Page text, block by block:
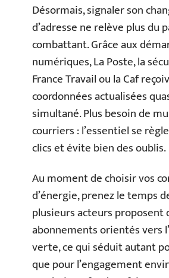
Désormais, signaler son
d’adresse ne relève plus du
combattant. Grâce aux
numériques, La Poste, la
France Travail ou la Caf
coordonnées actualisées
simultané. Plus besoin de
courriers : l’essentiel se
clics et évite bien des oublis.
Au moment de choisir vos
d’énergie, prenez le temps
plusieurs acteurs proposent
abonnements orientés vers
verte, ce qui séduit autant
que pour l’engagement